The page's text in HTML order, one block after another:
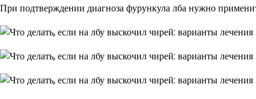
При подтверждении диагноза фурункула лба нужно